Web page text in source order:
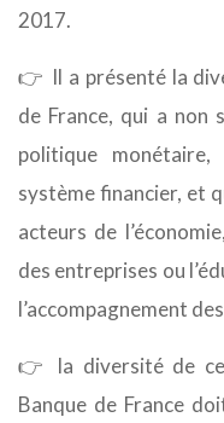
2017.
👉 Il a présenté la
de France, qui a non
politique
système financier, et
acteurs de
des entreprises ou
l’accompagnement
👉 la diversité de
Banque de France